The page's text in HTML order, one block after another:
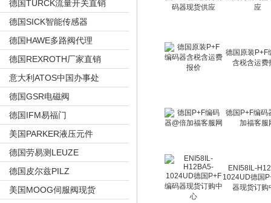
德国TURCK流量开关直销
德国SICK智能传感器
德国HAWE多路阀代理
德国REXROTH厂家直销
意大利ATOS中国办事处
德国GSR电磁阀
德国IFM易福门
美国PARKER液压元件
德国劳易测LEUZE
德国皮尔兹PILZ
美国MOOG伺服阀现货
应
德国原装P+F
含税含运费
德国P+F编码
加福客服
ENI58IL-
1024UD德国
器现货订购